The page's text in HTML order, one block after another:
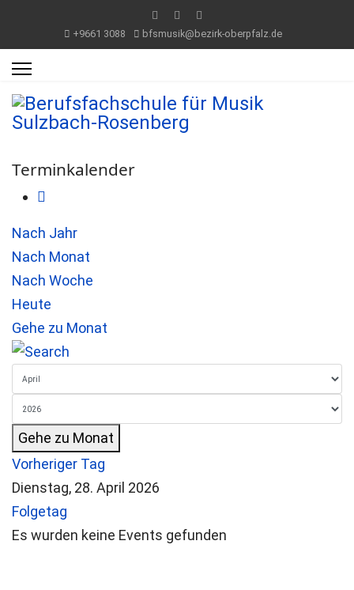
+9661 3088 bfsmusik@bezirk-oberpfalz.de
Terminkalender
Nach Jahr
Nach Monat
Nach Woche
Heute
Gehe zu Monat
Gehe zu Monat
Vorheriger Tag
Dienstag, 28. April 2026
Folgetag
Es wurden keine Events gefunden